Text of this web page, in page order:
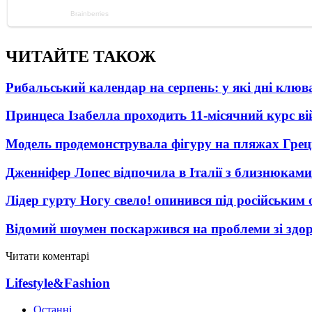
ЧИТАЙТЕ ТАКОЖ
Рибальський календар на серпень: у які дні
Принцеса Ізабелла проходить 11-місячний курс
Модель продемонструвала фігуру на пляжах
Дженніфер Лопес відпочила в Італії з близнюками
Лідер гурту Ногу свело! опинився під російським
Відомий шоумен поскаржився на проблеми зі
Читати коментарі
Lifestyle&Fashion